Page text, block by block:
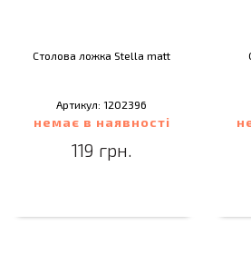
Столова ложка Stella matt
Артикул: 1202396
немає в наявності
119 грн.